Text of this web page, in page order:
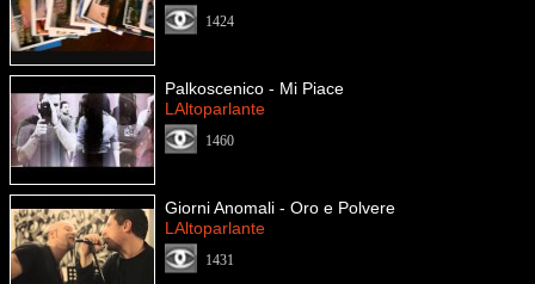
1424
Palkoscenico - Mi Piace
LAltoparlante
1460
Giorni Anomali - Oro e Polvere
LAltoparlante
1431